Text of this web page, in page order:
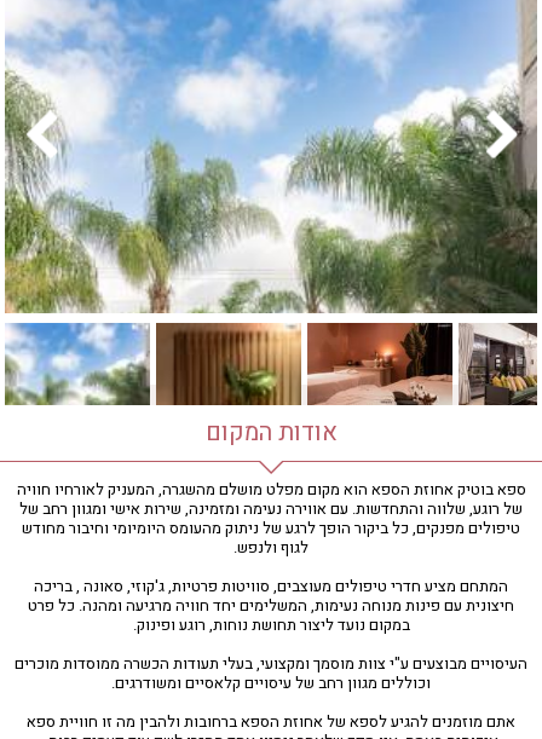
אירוודה
בריכה מחוממת
בריכה חיצונית
ג'קוזי
ג'קוזי פרטי
חדר כושר
חמאם טורקי
טיפול במים
טיפול קלאסי
טיפולי קוסמטיקה
סאונה רטובה
סאונה יבשה
עיסוי תאילנדי
שיאצו
אודות המקום
ספא בוטיק אחוזת הספא הוא מקום מפלט מושלם מהשגרה, המעניק לאורחיו חוויה
של רוגע, שלווה והתחדשות. עם אווירה נעימה ומזמינה, שירות אישי ומגוון רחב של
טיפולים מפנקים, כל ביקור הופך לרגע של ניתוק מהעומס היומיומי וחיבור מחודש
לגוף ולנפש.
המתחם מציע חדרי טיפולים מעוצבים, סוויטות פרטיות, ג'קוזי, סאונה , בריכה
חיצונית עם פינות מנוחה נעימות, המשלימים יחד חוויה מרגיעה ומהנה. כל פרט
במקום נועד ליצור תחושת נוחות, רוגע ופינוק.
העיסויים מבוצעים ע"י צוות מוסמך ומקצועי, בעלי תעודות הכשרה ממוסדות מוכרים
וכוללים מגוון רחב של עיסויים קלאסיים ומשודרגים.
אתם מוזמנים להגיע לספא של אחוזת הספא ברחובות ולהבין מה זו חוויית ספא